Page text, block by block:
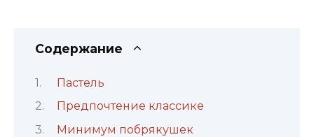
Содержание
Пастель
Предпочтение классике
Минимум побрякушек